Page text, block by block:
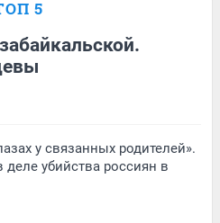
5
у связанных родителей».
убийства россиян в